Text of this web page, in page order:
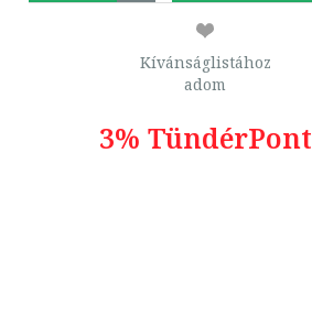
Kívánságlistához
adom
3% TündérPont